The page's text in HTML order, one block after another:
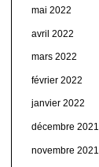
mai 2022
avril 2022
mars 2022
février 2022
janvier 2022
décembre 2021
novembre 2021